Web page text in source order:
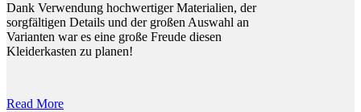
Dank Verwendung hochwertiger Materialien, der
sorgfältigen Details und der großen Auswahl an
Varianten war es eine große Freude diesen
Kleiderkasten zu planen!
Read More